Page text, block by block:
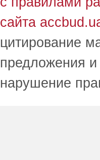
сайта
цитирование
предложения
нарушение